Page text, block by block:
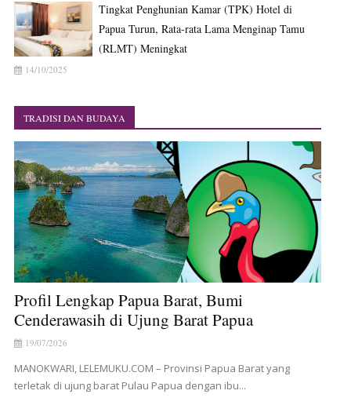
Tingkat Penghunian Kamar (TPK) Hotel di
Papua Turun, Rata-rata Lama Menginap Tamu
(RLMT) Meningkat
14/10/2025
TRADISI DAN BUDAYA
Profil Lengkap Papua Barat, Bumi
Cenderawasih di Ujung Barat Papua
19/07/2026
MANOKWARI, LELEMUKU.COM – Provinsi Papua Barat yang
terletak di ujung barat Pulau Papua dengan ibu...